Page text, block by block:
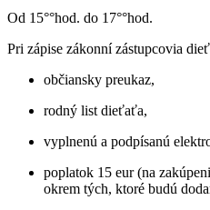
Od 15°°hod. do 17°°hod.
Pri zápise zákonní zástupcovia
občiansky preukaz,
rodný list dieťaťa,
vyplnenú a podpísanú
poplatok 15 eur (na
okrem tých, ktoré budú